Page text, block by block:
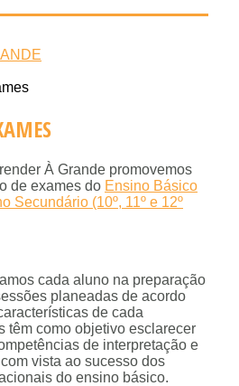
À Grande promovemos
de exames do Ensino Básico
Secundário (10º, 11º e 12º
cada aluno na preparação
planeadas de acordo
de cada
têm como objetivo esclarecer
de interpretação e
vista ao sucesso dos
do ensino básico.